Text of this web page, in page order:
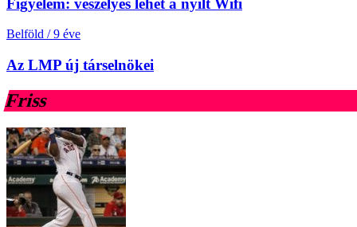
Figyelem: veszélyes lehet a nyílt Wifi
Belföld / 9 éve
Az LMP új társelnökei
Friss